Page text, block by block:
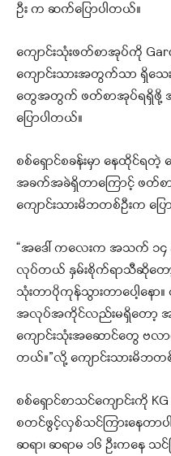
ဦး က ဆက်ပြောပါတယ်။
ကျောင်းသုံးဖတ်စာအုပ်ကို
ကျောင်းသားအတွက်သာ ရှိသေ
တွေအတွက် ဖတ်စာအုပ်ရရှိ
ပြောပါတယ်။
စစ်ရှောင်စခန်းမှာ နေထိုင်ရတဲ့
အခက်အခဲရှိတာကြောင့် ဖတ်စ
ကျောင်းသားမိဘတစ်ဦးက ပြ
“အဒေါ် ကလေးက အသက် ၁၄ နှ
လုပ်တယ် နှမ်းစိုက်ရာသီဆိုတေ
သုံးတာပိုကုန်သွားတာပေါ့နော။
အလုပ်အကိုင်လည်းမရှိတော့
ကျောင်းသုံးအဆောင်တွေ ဗ
တယ်။”လို့ ကျောင်းသားမိဘတ
စစ်ရှောင်စာသင်ကျောင်းကို
စတင်ဖွင့်လှစ်သင်ကြားနေတာပါ။
ဆရာ၊ ဆရာမ ၁၆ ဦးကနေ